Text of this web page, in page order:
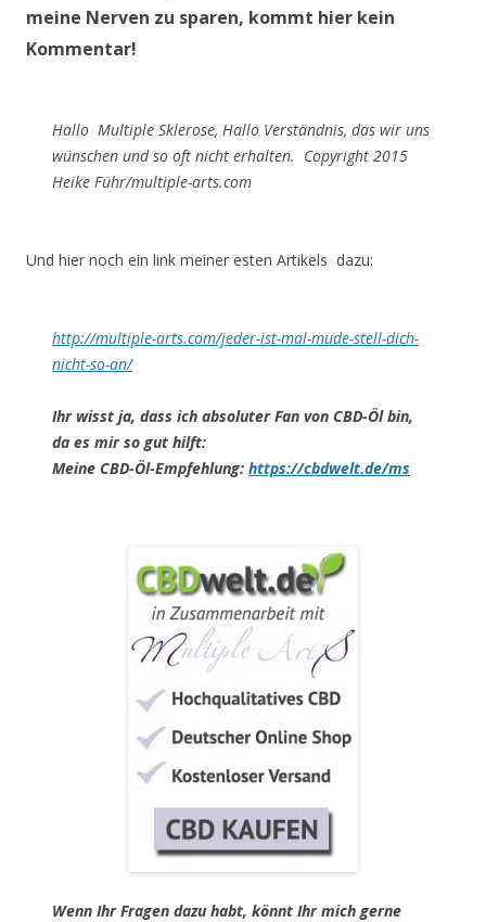
meine Nerven zu sparen, kommt hier kein
Kommentar!
Hallo Multiple Sklerose, Hallo Verständnis, das wir uns
wünschen und so oft nicht erhalten. Copyright 2015
Heike Führ/multiple-arts.com
Und hier noch ein link meiner esten Artikels dazu:
http://multiple-arts.com/jeder-ist-mal-mude-stell-dich-
nicht-so-an/
Ihr wisst ja, dass ich absoluter Fan von CBD-Öl bin,
da es mir so gut hilft:
Meine CBD-Öl-Empfehlung: https://cbdwelt.de/ms
Wenn Ihr Fragen dazu habt, könnt Ihr mich gerne